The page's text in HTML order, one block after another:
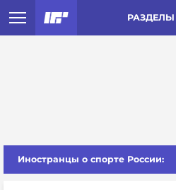
РАЗДЕЛЫ
Иностранцы о спорте России: